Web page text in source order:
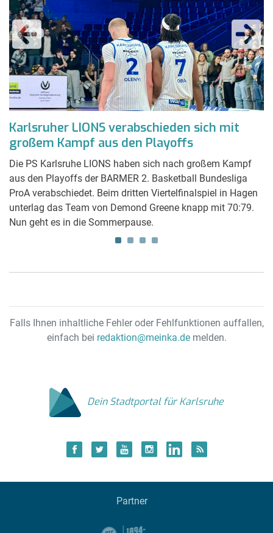
Karlsruher LIONS verabschieden sich mit
großem Kampf aus den Playoffs
Die PS Karlsruhe LIONS haben sich nach großem Kampf
aus den Playoffs der BARMER 2. Basketball Bundesliga
ProA verabschiedet. Beim dritten Viertelfinalspiel in Hagen
unterlag das Team von Demond Greene knapp mit 70:79.
Nun geht es in die Sommerpause.
Falls Ihnen inhaltliche Fehler oder Fehlfunktionen auffallen,
einfach bei redaktion@meinka.demelden.
Dein Stadtportal für Karlsruhe
Partner